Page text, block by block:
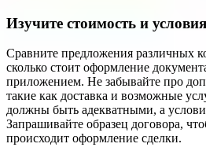
Изучите стоимость и
Сравните предложения различных
сколько стоит оформление
приложением. Не забывайте про
такие как доставка и возможные
должны быть адекватными, а
Запрашивайте образец договора,
происходит оформление сделки.